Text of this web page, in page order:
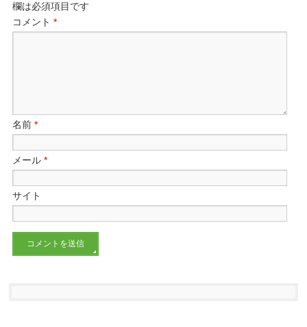
欄は必須項目です
コメント*
名前*
メール*
サイト